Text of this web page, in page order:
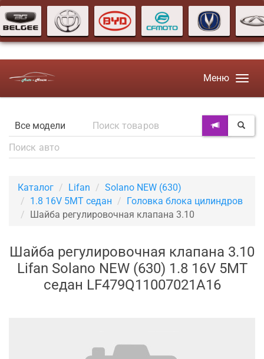
Меню
Каталог Lifan
Solano NEW (630)
1.8 16V 5MT седан
Головка блока цилиндров
Шайба регулировочная клапана 3.10
Шайба регулировочная клапана 3.10
Lifan Solano NEW (630) 1.8 16V 5MT
седан LF479Q11007021A16